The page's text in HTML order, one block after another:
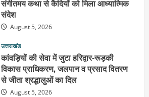
संगीतमय कथा से कैदियों को मिला आध्यात्मिक
संदेश
August 5, 2026
उत्तराखंड
कांवड़ियों की सेवा में जुटा हरिद्वार-रूड़की
विकास प्राधिकरण, जलपान व प्रसाद वितरण
से जीता श्रद्धालुओं का दिल
August 5, 2026